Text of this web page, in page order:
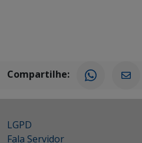
Compartilhe:
LGPD
Fala Servidor